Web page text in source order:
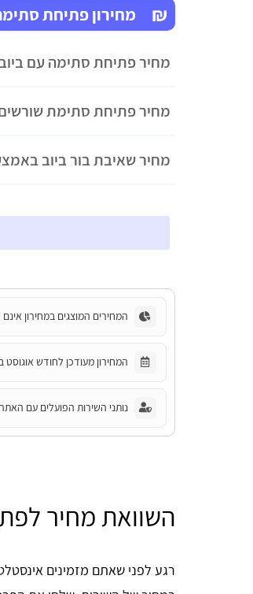
₪ מחירון פתיחת
מחיר פתיחת סתימה עם
מחיר פתיחת סתימת
מחיר שאיבת בור ביוב
המחירים המוצגים במחירון
המחירון מעודכן לחודש אוגוסט
נותני השירות הפועלים עם
השוואת מחיר
רגע לפני שאתם מזמינים